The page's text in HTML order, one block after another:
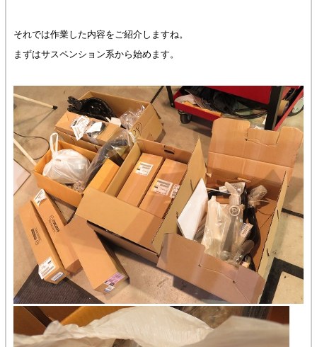
それでは作業した内容をご紹介しますね。
まずはサスペンション系から始めます。